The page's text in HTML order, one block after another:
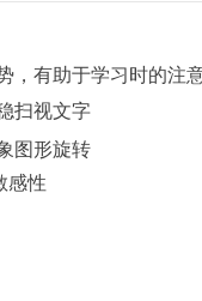
，有助于学习时的注
扫视文字
图形旋转
感性